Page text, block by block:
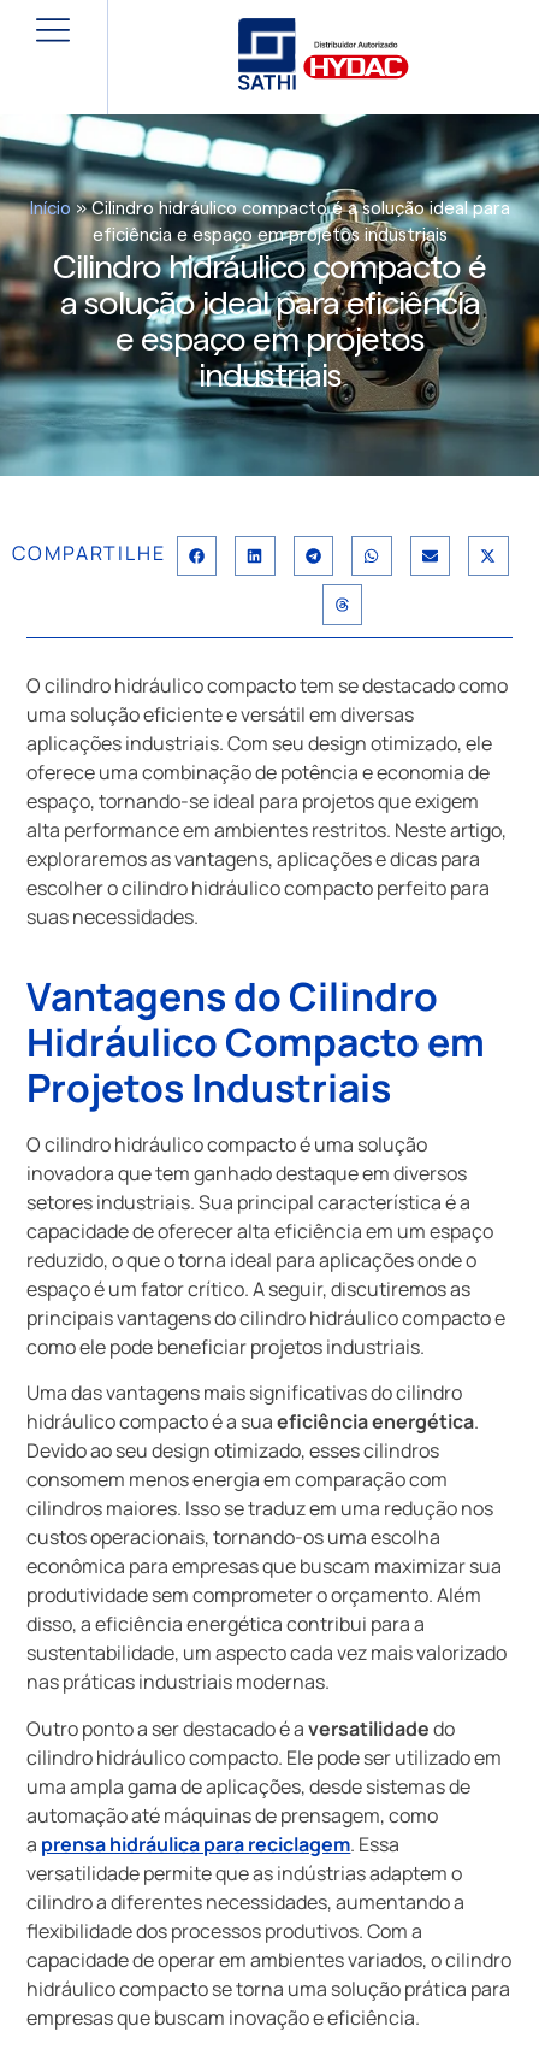
Início »Cilindro hidráulico compacto é a solução ideal para
eficiência e espaço em projetos industriais
Cilindro hidráulico compacto é
a solução ideal para eficiência
e espaço em projetos
industriais
COMPARTILHE
O cilindro hidráulico compacto tem se destacado como
uma solução eficiente e versátil em diversas
aplicações industriais. Com seu design otimizado, ele
oferece uma combinação de potência e economia de
espaço, tornando-se ideal para projetos que exigem
alta performance em ambientes restritos. Neste artigo,
exploraremos as vantagens, aplicações e dicas para
escolher o cilindro hidráulico compacto perfeito para
suas necessidades.
Vantagens do Cilindro
Hidráulico Compacto em
Projetos Industriais
O cilindro hidráulico compacto é uma solução
inovadora que tem ganhado destaque em diversos
setores industriais. Sua principal característica é a
capacidade de oferecer alta eficiência em um espaço
reduzido, o que o torna ideal para aplicações onde o
espaço é um fator crítico. A seguir, discutiremos as
principais vantagens do cilindro hidráulico compacto e
como ele pode beneficiar projetos industriais.
Uma das vantagens mais significativas do cilindro
hidráulico compacto é a suaeficiência energética.
Devido ao seu design otimizado, esses cilindros
consomem menos energia em comparação com
cilindros maiores. Isso se traduz em uma redução nos
custos operacionais, tornando-os uma escolha
econômica para empresas que buscam maximizar sua
produtividade sem comprometer o orçamento. Além
disso, a eficiência energética contribui para a
sustentabilidade, um aspecto cada vez mais valorizado
nas práticas industriais modernas.
Outro ponto a ser destacado é aversatilidadedo
cilindro hidráulico compacto. Ele pode ser utilizado em
uma ampla gama de aplicações, desde sistemas de
automação até máquinas de prensagem, como
a prensa hidráulica para reciclagem. Essa
versatilidade permite que as indústrias adaptem o
cilindro a diferentes necessidades, aumentando a
flexibilidade dos processos produtivos. Com a
capacidade de operar em ambientes variados, o cilindro
hidráulico compacto se torna uma solução prática para
empresas que buscam inovação e eficiência.